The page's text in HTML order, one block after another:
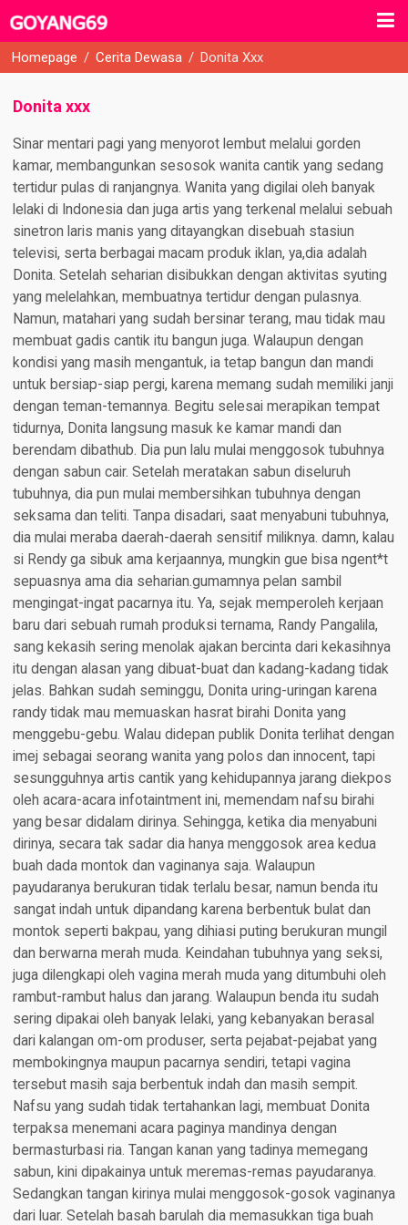
Homepage / Cerita Dewasa / Donita Xxx
Donita xxx
Sinar mentari pagi yang menyorot lembut melalui gorden
kamar, membangunkan sesosok wanita cantik yang sedang
tertidur pulas di ranjangnya. Wanita yang digilai oleh banyak
lelaki di Indonesia dan juga artis yang terkenal melalui sebuah
sinetron laris manis yang ditayangkan disebuah stasiun
televisi, serta berbagai macam produk iklan, ya,dia adalah
Donita. Setelah seharian disibukkan dengan aktivitas syuting
yang melelahkan, membuatnya tertidur dengan pulasnya.
Namun, matahari yang sudah bersinar terang, mau tidak mau
membuat gadis cantik itu bangun juga. Walaupun dengan
kondisi yang masih mengantuk, ia tetap bangun dan mandi
untuk bersiap-siap pergi, karena memang sudah memiliki janji
dengan teman-temannya. Begitu selesai merapikan tempat
tidurnya, Donita langsung masuk ke kamar mandi dan
berendam dibathub. Dia pun lalu mulai menggosok tubuhnya
dengan sabun cair. Setelah meratakan sabun diseluruh
tubuhnya, dia pun mulai membersihkan tubuhnya dengan
seksama dan teliti. Tanpa disadari, saat menyabuni tubuhnya,
dia mulai meraba daerah-daerah sensitif miliknya. damn, kalau
si Rendy ga sibuk ama kerjaannya, mungkin gue bisa ngent*t
sepuasnya ama dia seharian.gumamnya pelan sambil
mengingat-ingat pacarnya itu. Ya, sejak memperoleh kerjaan
baru dari sebuah rumah produksi ternama, Randy Pangalila,
sang kekasih sering menolak ajakan bercinta dari kekasihnya
itu dengan alasan yang dibuat-buat dan kadang-kadang tidak
jelas. Bahkan sudah seminggu, Donita uring-uringan karena
randy tidak mau memuaskan hasrat birahi Donita yang
menggebu-gebu. Walau didepan publik Donita terlihat dengan
imej sebagai seorang wanita yang polos dan innocent, tapi
sesungguhnya artis cantik yang kehidupannya jarang diekpos
oleh acara-acara infotaintment ini, memendam nafsu birahi
yang besar didalam dirinya. Sehingga, ketika dia menyabuni
dirinya, secara tak sadar dia hanya menggosok area kedua
buah dada montok dan vaginanya saja. Walaupun
payudaranya berukuran tidak terlalu besar, namun benda itu
sangat indah untuk dipandang karena berbentuk bulat dan
montok seperti bakpau, yang dihiasi puting berukuran mungil
dan berwarna merah muda. Keindahan tubuhnya yang seksi,
juga dilengkapi oleh vagina merah muda yang ditumbuhi oleh
rambut-rambut halus dan jarang. Walaupun benda itu sudah
sering dipakai oleh banyak lelaki, yang kebanyakan berasal
dari kalangan om-om produser, serta pejabat-pejabat yang
membokingnya maupun pacarnya sendiri, tetapi vagina
tersebut masih saja berbentuk indah dan masih sempit.
Nafsu yang sudah tidak tertahankan lagi, membuat Donita
terpaksa menemani acara paginya mandinya dengan
bermasturbasi ria. Tangan kanan yang tadinya memegang
sabun, kini dipakainya untuk meremas-remas payudaranya.
Sedangkan tangan kirinya mulai menggosok-gosok vaginanya
dari luar. Setelah basah barulah dia memasukkan tiga buah